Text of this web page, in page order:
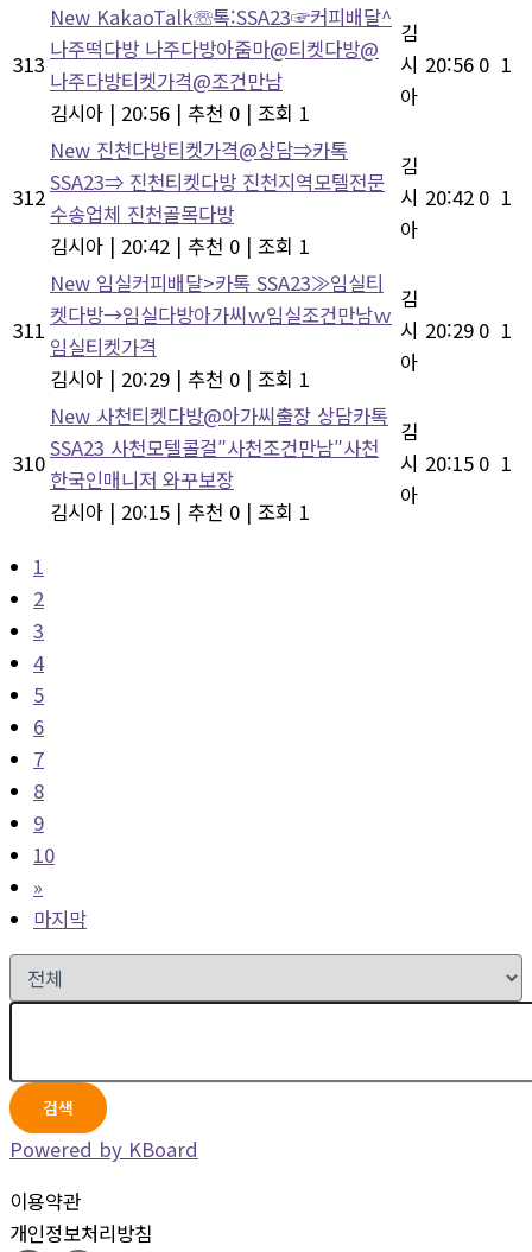
313
New KakaoTalk☏톡:SSA23☞커피배달^
나주떡다방 나주다방아줌마@티켓다방@
나주다방티켓가격@조건만남
김시아 | 20:56 | 추천 0 | 조회 1
김
시
아
20:56 0 1
312
New 진천다방티켓가격@상담⇒카톡
SSA23⇒ 진천티켓다방 진천지역모텔전문
수송업체 진천골목다방
김시아 | 20:42 | 추천 0 | 조회 1
김
시
아
20:42 0 1
311
New 임실커피배달>카톡 SSA23≫임실티
켓다방→임실다방아가씨ｗ임실조건만남ｗ
임실티켓가격
김시아 | 20:29 | 추천 0 | 조회 1
김
시
아
20:29 0 1
310
New 사천티켓다방@아가씨출장 상담카톡
SSA23 사천모텔콜걸″사천조건만남″사천
한국인매니저 와꾸보장
김시아 | 20:15 | 추천 0 | 조회 1
김
시
아
20:15 0 1
1
2
3
4
5
6
7
8
9
10
»
마지막
검색
Powered by KBoard
이용약관
개인정보처리방침